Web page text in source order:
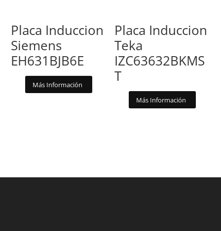
Placa Induccion
Siemens
EH631BJB6E
Más Información
Placa Induccion
Teka
IZC63632BKMS
T
Más Información